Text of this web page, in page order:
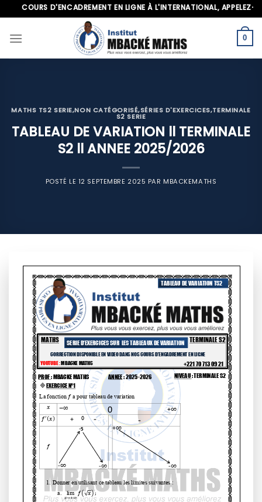
to
content
COURS D'ENCADREMENT EN LIGNE À L'INTERNATIONAL, APPELEZ-
0
MATHS TS2 SERIE,NON CATÉGORISÉ,SÉRIES D'EXERCICES,TERMINALE
S2 SERIE
TABLEAU DE VARIATION ll TERMINALE
S2 ll ANNEE 2025/2026
POSTÉ LE 12 SEPTEMBRE 2025 PARMBACKEMATHS